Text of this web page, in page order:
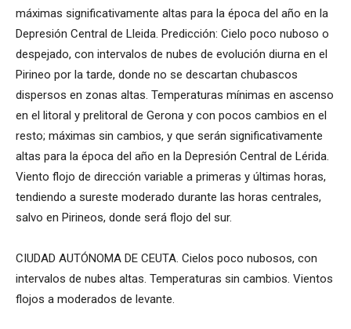
máximas significativamente altas para la época del año en la
Depresión Central de Lleida. Predicción: Cielo poco nuboso o
despejado, con intervalos de nubes de evolución diurna en el
Pirineo por la tarde, donde no se descartan chubascos
dispersos en zonas altas. Temperaturas mínimas en ascenso
en el litoral y prelitoral de Gerona y con pocos cambios en el
resto; máximas sin cambios, y que serán significativamente
altas para la época del año en la Depresión Central de Lérida.
Viento flojo de dirección variable a primeras y últimas horas,
tendiendo a sureste moderado durante las horas centrales,
salvo en Pirineos, donde será flojo del sur.
CIUDAD AUTÓNOMA DE CEUTA. Cielos poco nubosos, con
intervalos de nubes altas. Temperaturas sin cambios. Vientos
flojos a moderados de levante.